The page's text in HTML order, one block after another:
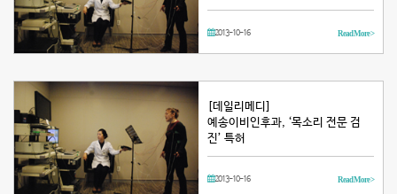
2013-10-16 Read More >
[데일리메디]
예송이비인후과, ‘목소리 전문 검
진’ 특허
2013-10-16 Read More >